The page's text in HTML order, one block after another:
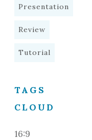
Presentation
Review
Tutorial
TAGS
CLOUD
16:9